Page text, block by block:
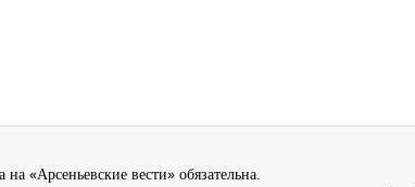
«Арсеньевские вести» обязательна.